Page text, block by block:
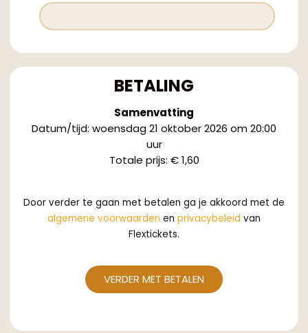
BETALING
Samenvatting
Datum/tijd: woensdag 21 oktober 2026 om 20:00
uur
Totale prijs: € 1,60
Door verder te gaan met betalen ga je akkoord met de
algemene voorwaarden en privacybeleid van
Flextickets.